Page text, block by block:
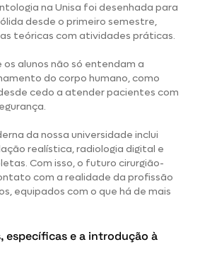
na Unisa foi desenhada para
desde o primeiro semestre,
teóricas com atividades práticas.
alunos não só entendam a
do corpo humano, como
cedo a atender pacientes com
da nossa universidade inclui
realística, radiologia digital e
Com isso, o futuro cirurgião-
com a realidade da profissão
equipados com o que há de mais
específicas e a introdução à